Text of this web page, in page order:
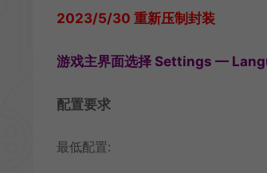
2023/5/30 重新压制封装
游戏主界面选择 Settings —
配置要求
最低配置: